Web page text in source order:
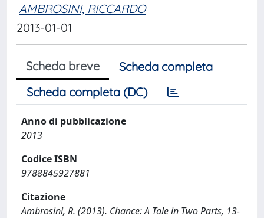
AMBROSINI, RICCARDO
2013-01-01
Scheda breve
Scheda completa
Scheda completa (DC)
Anno di pubblicazione
2013
Codice ISBN
9788845927881
Citazione
Ambrosini, R. (2013). Chance: A Tale in Two Parts, 13-